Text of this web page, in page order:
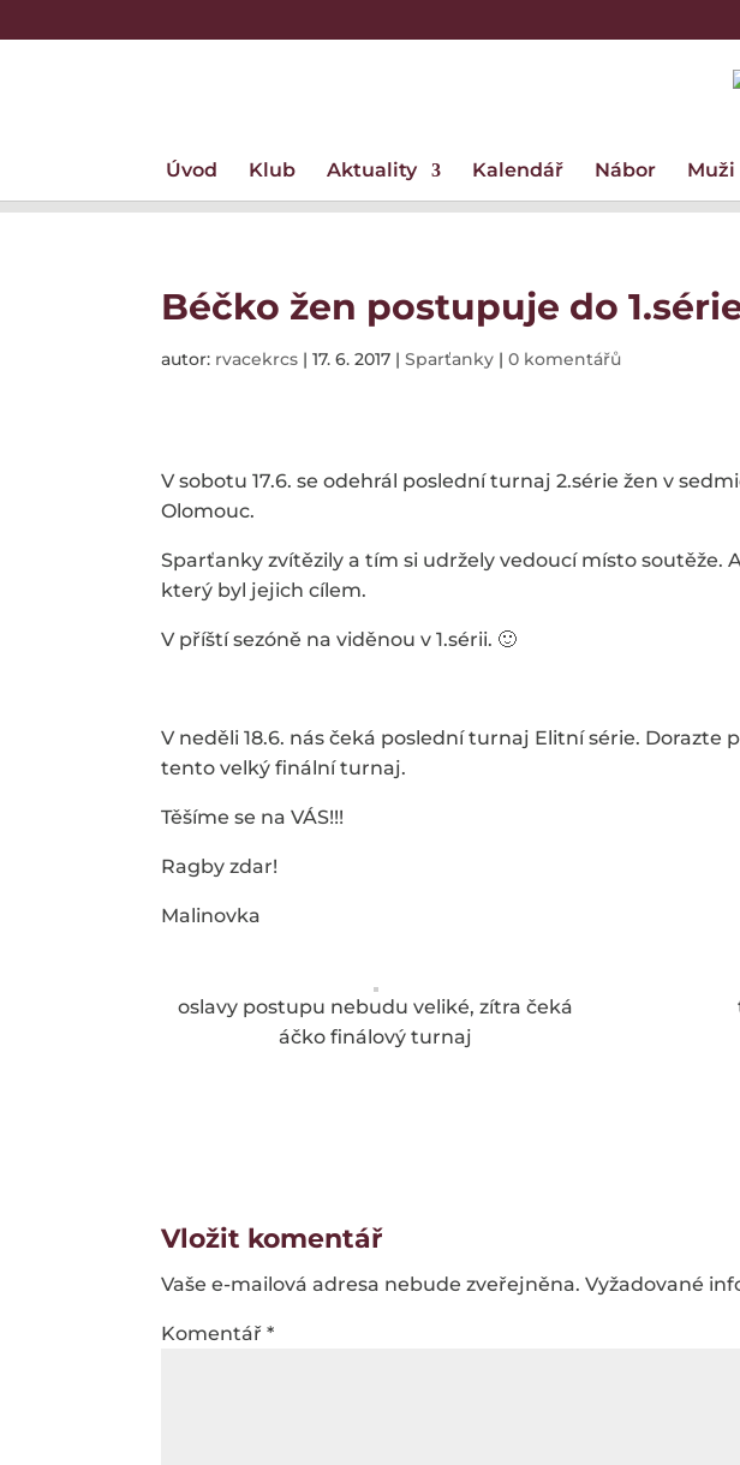
Úvod Klub Aktuality Kalendář Nábor Muži
Béčko žen postupuje do
autor: rvacekrcs |17. 6. 2017 |Sparťanky |0 komentářů
V sobotu 17.6. se odehrál poslední turnaj 2.série žen v
Olomouc.
Sparťanky zvítězily a tím si udržely vedoucí místo soutěže.
který byl jejich cílem.
V příští sezóně na viděnou v 1.sérii. 🙂
V neděli 18.6. nás čeká poslední turnaj Elitní série. Dorazte
tento velký finální turnaj.
Těšíme se na VÁS!!!
Ragby zdar!
Malinovka
oslavy postupu nebudu veliké, zítra čeká
áčko finálový turnaj
Vložit komentář
Vaše e-mailová adresa nebude zveřejněna. Vyžadované
Komentář*